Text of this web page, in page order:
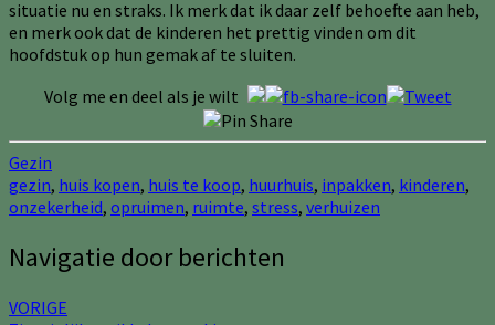
situatie nu en straks. Ik merk dat ik daar zelf behoefte aan heb,
en merk ook dat de kinderen het prettig vinden om dit
hoofdstuk op hun gemak af te sluiten.
Volg me en deel als je wilt
Gezin
gezin, huis kopen, huis te koop, huurhuis, inpakken, kinderen,
onzekerheid, opruimen, ruimte, stress, verhuizen
Navigatie door berichten
VORIGE